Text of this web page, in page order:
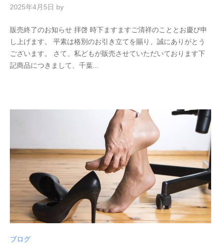
2025年4月5日 by
販売終了のお知らせ 拝啓 時下ますますご清祥のこととお慶び申
し上げます。 平素は格別のお引き立てを賜り、誠にありがとう
ございます。 さて、私どもが販売させていただいております下
記商品につきまして、千葉...
ブログ